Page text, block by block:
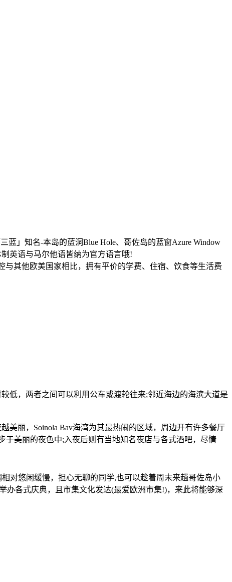
」知名-本岛的蓝洞Blue Hole、哥佐岛的蓝窗Azure Window
英语与马尔他语皆纳为官方语言哦!
其他欧美国家相比，拥有平价的学费、住宿、饮食等生活费
低，两者之间可以利用公车或渡轮往来;邻近海边的海滨大道是
美丽，Soinola Bav海湾为其最热闹的区域，周边开有许多餐厅
于美丽的夜色中;入夜后则有当地知名夜店与各式酒吧，尽情
对悠闲缓慢，担心无聊的同学,也可以趁着周末来趟哥佐岛小
办各式庆典，且市集文化发达(最爱欧洲市集!)，来此将能够深